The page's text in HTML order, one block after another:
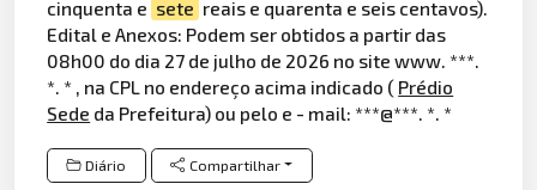
cinquenta e sete reais e quarenta e seis centavos).
Edital e Anexos: Podem ser obtidos a partir das
08h00 do dia 27 de julho de 2026 no site www. ***.
*. * , na CPL no endereço acima indicado ( Prédio
Sede da Prefeitura) ou pelo e - mail: ***@***. *. *
Diário Compartilhar